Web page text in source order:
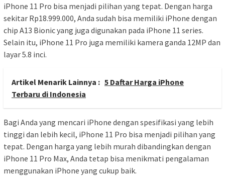
iPhone 11 Pro bisa menjadi pilihan yang tepat. Dengan harga
sekitar Rp18.999.000, Anda sudah bisa memiliki iPhone dengan
chip A13 Bionic yang juga digunakan pada iPhone 11 series.
Selain itu, iPhone 11 Pro juga memiliki kamera ganda 12MP dan
layar 5.8 inci.
Artikel Menarik Lainnya : 5 Daftar Harga iPhone
Terbaru di Indonesia
Bagi Anda yang mencari iPhone dengan spesifikasi yang lebih
tinggi dan lebih kecil, iPhone 11 Pro bisa menjadi pilihan yang
tepat. Dengan harga yang lebih murah dibandingkan dengan
iPhone 11 Pro Max, Anda tetap bisa menikmati pengalaman
menggunakan iPhone yang cukup baik.